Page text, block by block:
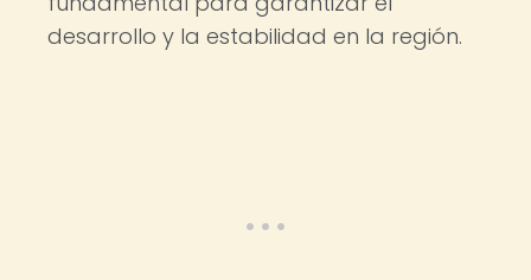
desarrollo y la estabilidad en la región.